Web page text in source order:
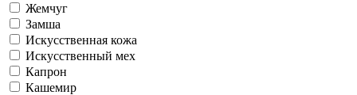
Жемчуг
Замша
Искусственная кожа
Искусственный мех
Капрон
Кашемир